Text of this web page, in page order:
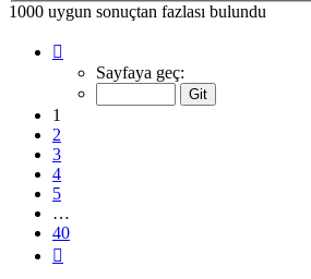
1000 uygun sonuçtan fazlası bulundu
sayfa
(Toplam
Sayfaya geç:
1
2
3
4
5
…
40